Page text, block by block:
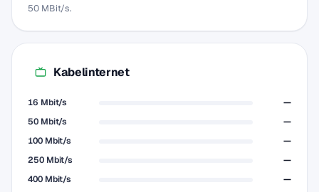
50 MBit/s.
Kabelinternet
16 Mbit/s
—
50 Mbit/s
—
100 Mbit/s
—
250 Mbit/s
—
400 Mbit/s
—